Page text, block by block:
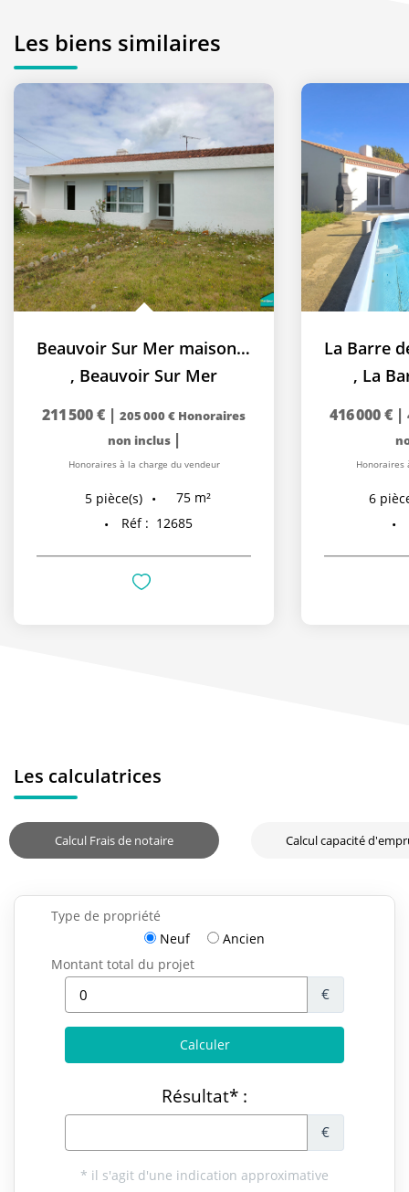
Les biens similaires
Beauvoir Sur Mer maison trois Chambres
, Beauvoir Sur Mer
211 500 € | 205 000 € Honoraires
non inclus |
Honoraires à la charge du vendeur
5 pièce(s) 75 m²
Réf : 12685
, La
416 000 € |
Honoraires
6
Les calculatrices
Calcul Frais de notaire Calcul capacité